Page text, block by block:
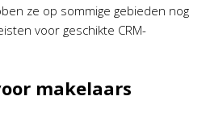
ze op sommige gebieden nog
voor geschikte CRM-
makelaars